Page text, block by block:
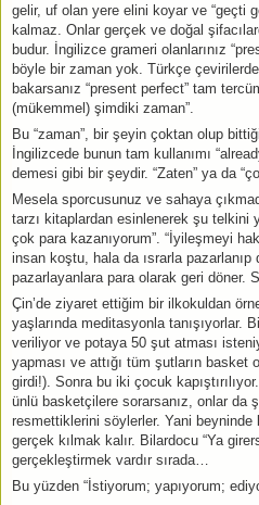
gelir, uf olan yere elini koyar ve “geçti
kalmaz. Onlar gerçek ve doğal
budur. İngilizce grameri olanlarınız
böyle bir zaman yok. Türkçe
bakarsanız “present perfect” tam
(mükemmel) şimdiki zaman”.
Bu “zaman”, bir şeyin çoktan olup
İngilizcede bunun tam kullanımı
demesi gibi bir şeydir. “Zaten” ya da
Mesela sporcusunuz ve sahaya
tarzı kitaplardan esinlenerek şu telkini
çok para kazanıyorum”. “İyileşmeyi
insan koştu, hala da ısrarla
pazarlayanlara para olarak geri döner.
Çin’de ziyaret ettiğim bir ilkokuldan
yaşlarında meditasyonla tanışıyorlar.
veriliyor ve potaya 50 şut atması
yapması ve attığı tüm şutların
girdi!). Sonra bu iki çocuk
ünlü basketçilere sorarsanız, onlar da
resmettiklerini söylerler. Yani
gerçek kılmak kalır. Bilardocu “Ya
gerçekleştirmek vardır sırada…
Bu yüzden “İstiyorum; yapıyorum;